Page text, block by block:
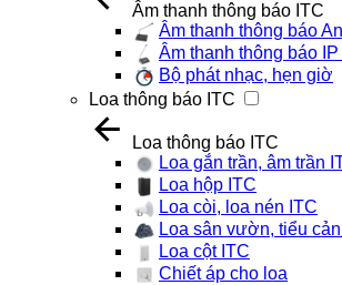
Âm thanh thông báo ITC
Âm thanh thông báo
Âm thanh thông báo
Bộ phát nhạc, hẹn giờ
Loa thông báo ITC
Loa thông báo ITC
Loa gắn trần, âm trần
Loa hộp ITC
Loa còi, loa nén ITC
Loa sân vườn, tiểu
Loa cột ITC
Chiết áp cho loa